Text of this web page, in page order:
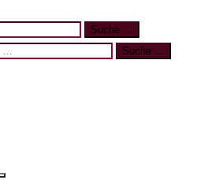
Suche …
Suche …